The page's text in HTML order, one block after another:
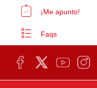
¡Me apunto!
Faqs